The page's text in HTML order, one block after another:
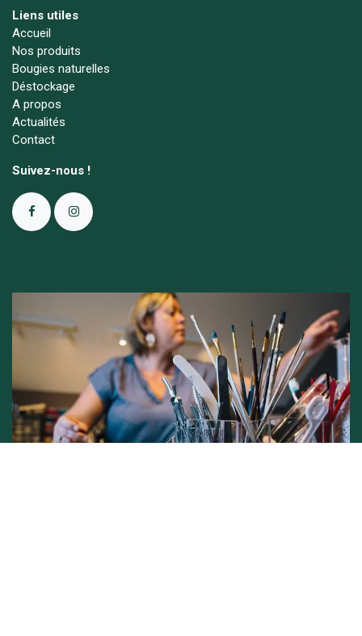
Liens utiles
Accueil
Nos produits
Bougies naturelles
Déstockage
A propos
Actualités
Contact
Suivez-nous !